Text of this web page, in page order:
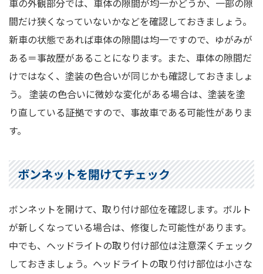
車の外観部分では、車体の隙間が均一かどうか、一部の隙
間だけ狭くなっていないかなどを確認しておきましょう。
新車の状態であれば車体の隙間は均一ですので、ゆがみが
ある＝事故歴があることになります。また、車体の隙間だ
けではなく、塗装の色合いが同じかも確認しておきましょ
う。 塗装の色合いに微妙な変化がある場合は、塗装を塗
り直している証拠ですので、事故車である可能性がありま
す。
ボンネットを開けてチェック
ボンネットを開けて、取り付け部位を確認します。ボルト
が新しくなっている場合は、修復した可能性があります。
中でも、ヘッドライトの取り付け部位は注意深くチェック
しておきましょう。ヘッドライトの取り付け部位は小さな